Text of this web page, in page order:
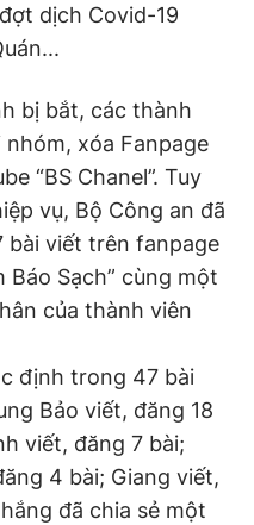
dịch Covid-19
bị bắt, các thành
xóa Fanpage
“BS Chanel”. Tuy
vụ, Bộ Công an đã
bài viết trên fanpage
Báo Sạch” cùng một
của thành viên
định trong 47 bài
Bảo viết, đăng 18
viết, đăng 7 bài;
4 bài; Giang viết,
đã chia sẻ một